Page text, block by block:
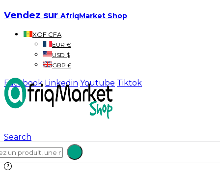
Vendez sur AfriqMarket Shop
XOF CFA
EUR €
USD $
GBP £
Facebook Linkedin Youtube Tiktok
Search